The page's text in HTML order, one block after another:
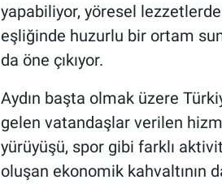
yapabiliyor, yöresel
eşliğinde huzurlu bir ortam
da öne çıkıyor.
Aydın başta olmak üzere
gelen vatandaşlar verilen
yürüyüşü, spor gibi farklı
oluşan ekonomik kahvaltının